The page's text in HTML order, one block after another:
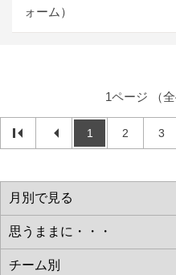
ォーム）
1ページ （全
1 2 3